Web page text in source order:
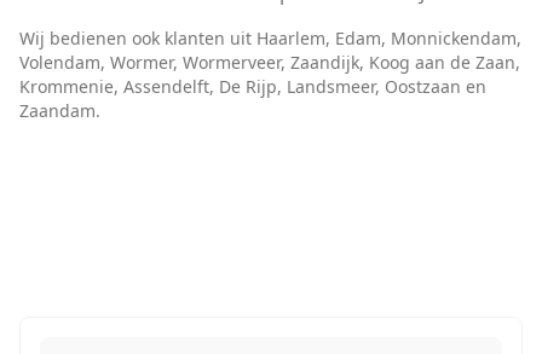
Wij bedienen ook klanten uit Haarlem, Edam, Monnickendam,
Volendam, Wormer, Wormerveer, Zaandijk, Koog aan de Zaan,
Krommenie, Assendelft, De Rijp, Landsmeer, Oostzaan en
Zaandam.